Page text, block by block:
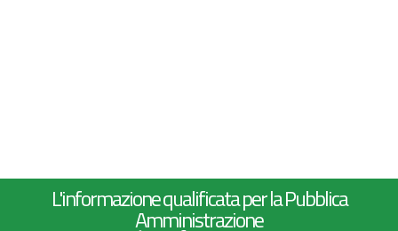
L'informazione qualificata per la Pubblica
Amministrazione